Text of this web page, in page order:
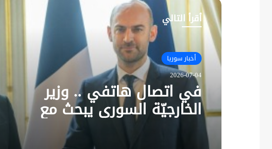
أقرأ التالي
أخبار سوريا
2026-07-04
في اتصال هاتفي .. وزير
الخارجيّة السوري يبحث مع
نظيره الفرنسي آخر التطورات.